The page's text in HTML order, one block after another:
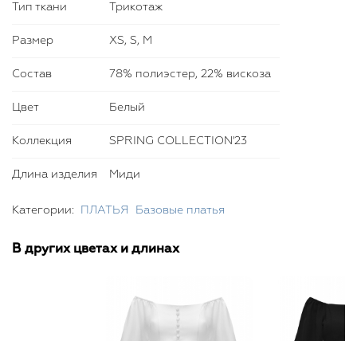
рекомендуем подобрать в комплект пояс-корсет "Эвет" и
Potemkina.
Тип ткани Трикотаж
Размер XS, S, M
Состав 78% полиэстер, 22% вискоза
Цвет Белый
Коллекция SPRING COLLECTION'23
Длина изделия Миди
Категории: ПЛАТЬЯ Базовые платья
В других цветах и длинах